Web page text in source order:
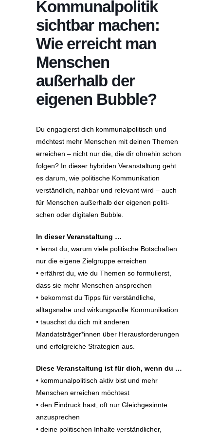
Kommu­nal­po­litik
sichtbar machen:
Wie erreicht man
Menschen
außerhalb der
eigenen Bubble?
Du engagierst dich kommu­nal­po­li­tisch und
möchtest mehr Menschen mit deinen Themen
erreichen – nicht nur die, die dir ohnehin schon
folgen? In dieser hybriden Veran­staltung geht
es darum, wie politische Kommu­ni­kation
verständlich, nahbar und relevant wird – auch
für Menschen außerhalb der eigenen politi­
schen oder digitalen Bubble.
In dieser Veran­staltung …
• lernst du, warum viele politische Botschaften
nur die eigene Zielgruppe erreichen
• erfährst du, wie du Themen so formu­lierst,
dass sie mehr Menschen ansprechen
• bekommst du Tipps für verständ­liche,
alltagsnahe und wirkungs­volle Kommu­ni­kation
• tauschst du dich mit anderen
Mandatsträger*innen über Heraus­for­de­rungen
und erfolg­reiche Strategien aus.
Diese Veran­staltung ist für dich, wenn du …
• kommu­nal­po­li­tisch aktiv bist und mehr
Menschen erreichen möchtest
• den Eindruck hast, oft nur Gleich­ge­sinnte
anzusprechen
• deine politi­schen Inhalte verständ­licher,